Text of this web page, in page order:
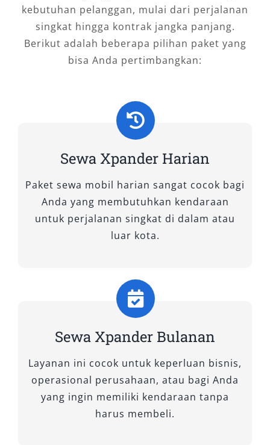
Dalam memenuhi kebutuhan mobilitas yang
terus berkembang di wilayah kepulauan seperti
Bangka Belitung, Salsa Wisata menghadirkan
pelanggan memiliki kebutuhan dan preferensi
yang berbeda—mulai dari kenyamanan
berkendara, pilihan transmisi, hingga fitur
Oleh karena itu, kami menyediakan unit-unit
Xpander dengan spesifikasi yang beragam,
semuanya terawat optimal, siap pakai, dan
mendukung aktivitas harian maupun
masing-masing dengan keunggulan tersendiri.
1. New Xpander GLS MT
untuk pengguna yang menyukai kendali penuh
saat berkendara. Desain eksterior yang
modern dipadukan dengan kabin luas dan fitur
dasar yang fungsional, menjadikannya pilihan
kebutuhan pelanggan, mulai dari perjalanan
singkat hingga kontrak jangka panjang.
Berikut adalah beberapa pilihan paket yang
bisa Anda pertimbangkan:
Sewa Xpander Harian
Paket sewa mobil harian sangat cocok bagi
Anda yang membutuhkan kendaraan
untuk perjalanan singkat di dalam atau
luar kota.
Sewa Xpander Bulanan
Layanan ini cocok untuk keperluan bisnis,
operasional perusahaan, atau bagi Anda
yang ingin memiliki kendaraan tanpa
harus membeli.